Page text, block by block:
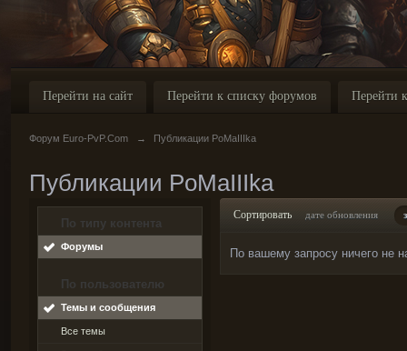
Перейти на сайт Перейти к списку форумов Перейти
Форум Euro-PvP.Com → Публикации PoMaIIIka
Публикации PoMaIIIka
По типу контента
Форумы
По пользователю
Темы и сообщения
Все темы
Сортировать дате обновления
По вашему запросу ничего не